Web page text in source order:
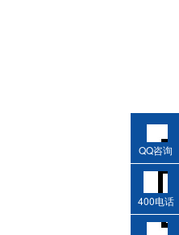
QQ咨询
400电话